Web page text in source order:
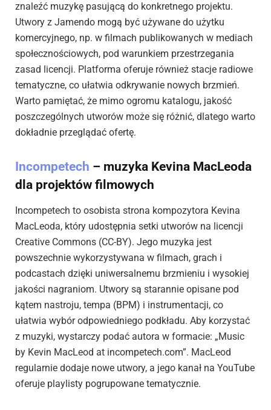
znaleźć muzykę pasującą do konkretnego projektu.
Utwory z Jamendo mogą być używane do użytku
komercyjnego, np. w filmach publikowanych w mediach
społecznościowych, pod warunkiem przestrzegania
zasad licencji. Platforma oferuje również stacje radiowe
tematyczne, co ułatwia odkrywanie nowych brzmień.
Warto pamiętać, że mimo ogromu katalogu, jakość
poszczególnych utworów może się różnić, dlatego warto
dokładnie przeglądać ofertę.
Incompetech – muzyka Kevina MacLeoda
dla projektów filmowych
Incompetech to osobista strona kompozytora Kevina
MacLeoda, który udostępnia setki utworów na licencji
Creative Commons (CC-BY). Jego muzyka jest
powszechnie wykorzystywana w filmach, grach i
podcastach dzięki uniwersalnemu brzmieniu i wysokiej
jakości nagraniom. Utwory są starannie opisane pod
kątem nastroju, tempa (BPM) i instrumentacji, co
ułatwia wybór odpowiedniego podkładu. Aby korzystać
z muzyki, wystarczy podać autora w formacie: „Music
by Kevin MacLeod at incompetech.com”. MacLeod
regularnie dodaje nowe utwory, a jego kanał na YouTube
oferuje playlisty pogrupowane tematycznie.